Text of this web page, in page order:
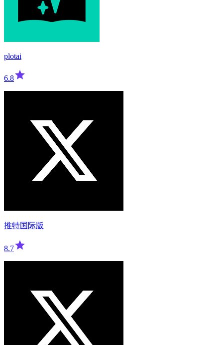
plotai
6.8
推特国际版
8.7